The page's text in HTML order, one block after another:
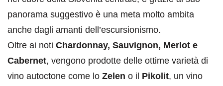
panorama suggestivo è una meta molto ambita
anche dagli amanti dell’escursionismo.
Oltre ai noti Chardonnay, Sauvignon, Merlot e
Cabernet, vengono prodotte delle ottime varietà di
vino autoctone come lo Zelen o il Pikolit, un vino